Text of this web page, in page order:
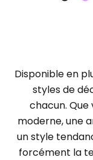
Disponible en
styles de
chacun.
moderne, une
un style
forcément la